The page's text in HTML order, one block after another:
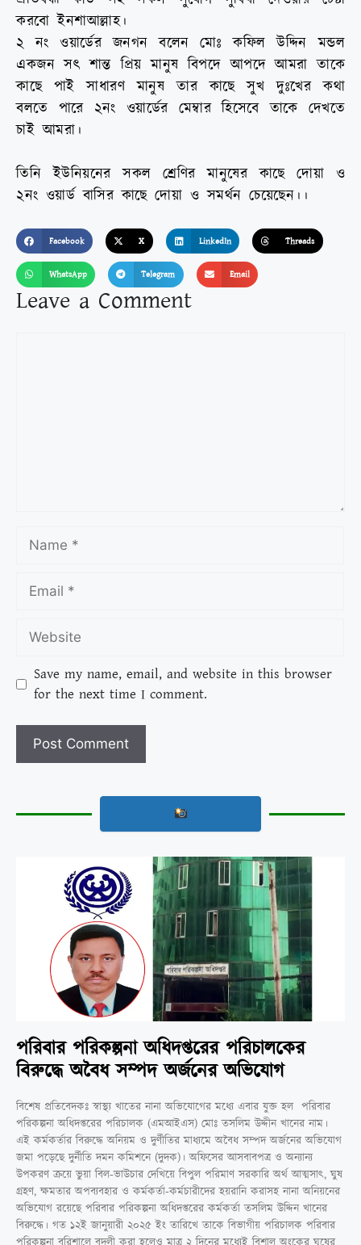
করবো ইনশাআল্লাহ।
২ নং ওয়ার্ডের জনগন বলেন মোঃ কফিল উদ্দিন মন্ডল
একজন সৎ শান্ত প্রিয় মানুষ বিপদে আপদে আমরা তাকে
কাছে পাই সাধারণ মানুষ তার কাছে সুখ দুঃখের কথা
বলতে পারে ২নং ওয়ার্ডের মেম্বার হিসেবে তাকে দেখতে
চাই আমরা।
তিনি ইউনিয়নের সকল শ্রেণির মানুষের কাছে দোয়া ও
২নং ওয়ার্ড বাসির কাছে দোয়া ও সমর্থন চেয়েছেন।।
Facebook X LinkedIn Threads
WhatsApp Telegram Email
Leave a Comment
Save my name, email, and website in this browser
for the next time I comment.
পরিবার পরিকল্পনা অধিদপ্তরের পরিচালকের
বিরুদ্ধে অবৈধ সম্পদ অর্জনের অভিযোগ
বিশেষ প্রতিবেদকঃ স্বাস্থ্য খাতের নানা অভিযোগের মধ্যে এবার যুক্ত হল পরিবার
পরিকল্পনা অধিদপ্তরের পরিচালক (এমআইএস) মোঃ তসলিম উদ্দীন খানের নাম।
এই কর্মকর্তার বিরুদ্ধে অনিয়ম ও দুর্ণীতির মাধ্যমে অবৈধ সম্পদ অর্জনের অভিযোগ
জমা পড়েছে দুর্নীতি দমন কমিশনে (দুদক)। অফিসের আসবাবপত্র ও অন্যান্য
উপকরণ ক্রয়ে ভুয়া বিল-ভাউচার দেখিয়ে বিপুল পরিমাণ সরকারি অর্থ আত্মসাৎ, ঘুষ
গ্রহণ, ক্ষমতার অপব্যবহার ও কর্মকর্তা-কর্মচারীদের হয়রানি করাসহ নানা অনিয়নের
অভিযোগ রয়েছে পরিবার পরিকল্পনা অধিদপ্তরের কর্মকর্তা তসলিম উদ্দিন খানের
বিরুদ্ধে। গত ১২ই জানুয়ারী ২০২৫ ইং তারিখে তাকে বিভাগীয় পরিচালক পরিবার